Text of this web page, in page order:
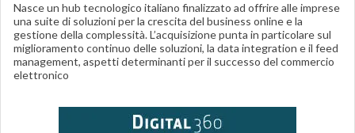
Nasce un hub tecnologico italiano finalizzato ad offrire alle imprese
una suite di soluzioni per la crescita del business online e la
gestione della complessità. L’acquisizione punta in particolare sul
miglioramento continuo delle soluzioni, la data integration e il feed
management, aspetti determinanti per il successo del commercio
elettronico